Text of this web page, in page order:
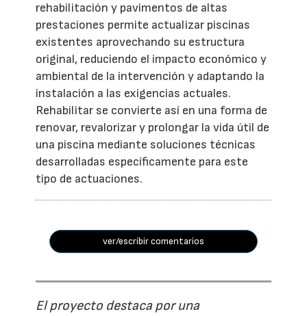
rehabilitación y pavimentos de altas
prestaciones permite actualizar piscinas
existentes aprovechando su estructura
original, reduciendo el impacto económico y
ambiental de la intervención y adaptando la
instalación a las exigencias actuales.
Rehabilitar se convierte así en una forma de
renovar, revalorizar y prolongar la vida útil de
una piscina mediante soluciones técnicas
desarrolladas específicamente para este
tipo de actuaciones.
ver/escribir comentarios
El proyecto destaca por una